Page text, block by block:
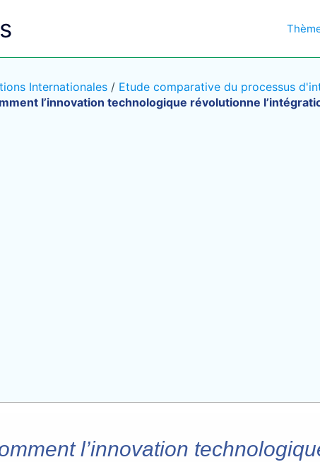
Internationales / Etude comparative du processus
l’innovation technologique révolutionne
l’innovation